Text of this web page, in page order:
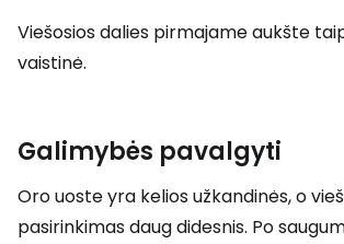
Viešosios dalies pirmajame aukšte
vaistinė.
Galimybės pavalgyti
Oro uoste yra kelios užkandinės, o
pasirinkimas daug didesnis. Po